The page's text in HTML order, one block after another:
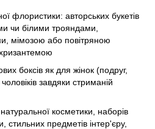
флористики: авторських букетів
чи білими трояндами,
мімозою або повітряною
боксів як для жінок (подруг,
завдяки стриманій
косметики, наборів
стильних предметів інтер'єру,